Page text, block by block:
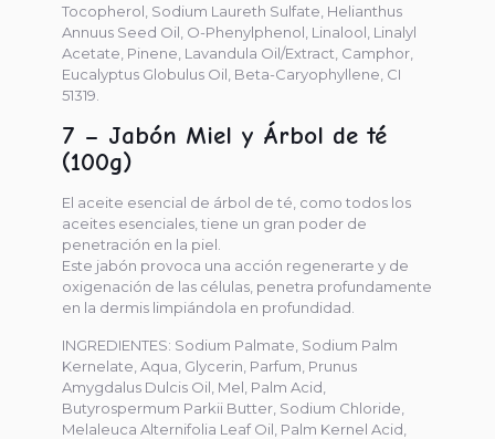
Tocopherol, Sodium Laureth Sulfate, Helianthus
Annuus Seed Oil, O-Phenylphenol, Linalool, Linalyl
Acetate, Pinene, Lavandula Oil/Extract, Camphor,
Eucalyptus Globulus Oil, Beta-Caryophyllene, CI
51319.
7 – Jabón Miel y Árbol de té
(100g)
El aceite esencial de árbol de té, como todos los
aceites esenciales, tiene un gran poder de
penetración en la piel.
Este jabón provoca una acción regenerarte y de
oxigenación de las células, penetra profundamente
en la dermis limpiándola en profundidad.
INGREDIENTES: Sodium Palmate, Sodium Palm
Kernelate, Aqua, Glycerin, Parfum, Prunus
Amygdalus Dulcis Oil, Mel, Palm Acid,
Butyrospermum Parkii Butter, Sodium Chloride,
Melaleuca Alternifolia Leaf Oil, Palm Kernel Acid,